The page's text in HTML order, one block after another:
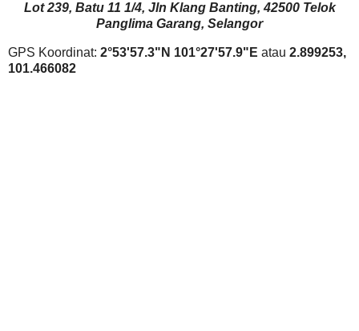
Lot 239, Batu 11 1/4, Jln Klang Banting, 42500 Telok
Panglima Garang, Selangor
GPS Koordinat: 2°53'57.3"N 101°27'57.9"E atau 2.899253,
101.466082